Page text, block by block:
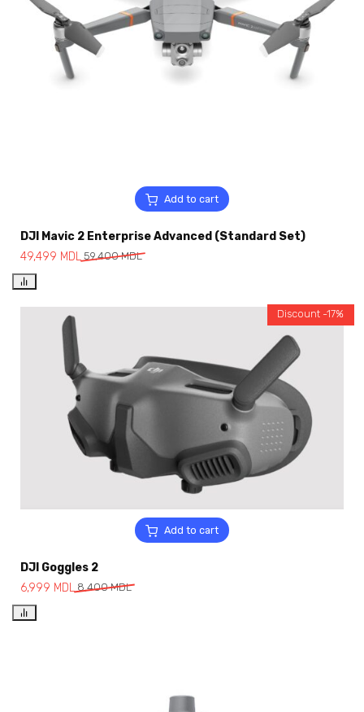
Add to cart
DJI Mavic 2 Enterprise Advanced (Standard Set)
59,400MDL
49,499 MDL
Add to cart
Discount -17%
DJI Goggles 2
8,400MDL
6,999 MDL